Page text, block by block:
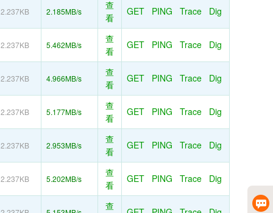
2.237KB 2.185MB/s
查
看
GET PING Trace Dig
2.237KB 5.462MB/s
查
看
GET PING Trace Dig
2.237KB 4.966MB/s
查
看
GET PING Trace Dig
2.237KB 5.177MB/s
查
看
GET PING Trace Dig
2.237KB 2.953MB/s
查
看
GET PING Trace Dig
2.237KB 5.202MB/s
查
看
GET PING Trace Dig
查